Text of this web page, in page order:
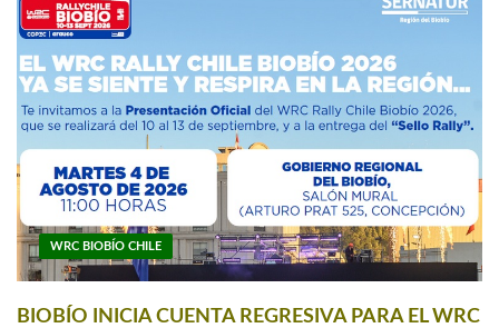
WRC BIOBÍO CHILE
BIOBÍO INICIA CUENTA REGRESIVA PARA EL WRC